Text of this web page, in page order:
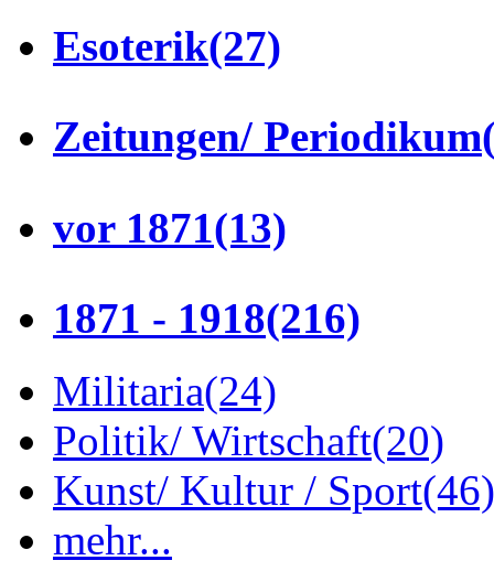
Esoterik(27)
Zeitungen/ Periodikum
vor 1871(13)
1871 - 1918(216)
Militaria(24)
Politik/ Wirtschaft(20)
Kunst/ Kultur / Sport(46)
mehr...